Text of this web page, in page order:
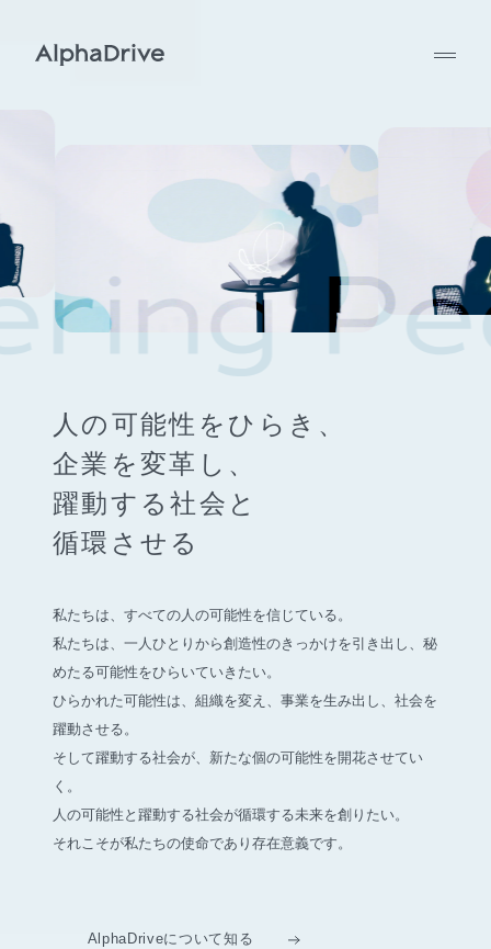
人の可能性をひらき、
企業を変革し、
躍動する社会と
循環させる
私たちは、すべての人の可能性を信じている。
私たちは、一人ひとりから創造性のきっかけを引き出し、 秘
めたる可能性をひらいていきたい。
ひらかれた可能性は、組織を変え、事業を生み出し、社会を
躍動させる。
そして躍動する社会が、新たな個の可能性を開花させてい
く。
人の可能性と躍動する社会が循環する未来を創りたい。
それこそが私たちの使命であり存在意義です。
AlphaDriveについて知る